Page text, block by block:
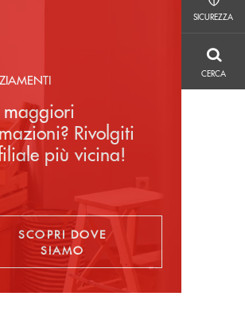
SICUREZZA
CERCA
Rivolgiti
più vicina!
SCOPRI DOVE
SIAMO